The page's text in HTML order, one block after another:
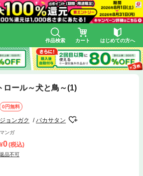
作品検索 カート はじめての方へ
ロール～犬と鳥～(1)
0円無料
ジョンガク バカサタン
マンガ
0(税込)
返品不可